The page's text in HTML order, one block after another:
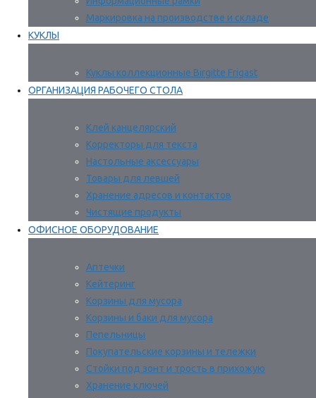
Маркировка на производстве и складе
КУКЛЫ
Куклы коллекционные Birgitte Frigast
ОРГАНИЗАЦИЯ РАБОЧЕГО СТОЛА
Клей канцелярский
Корректоры для текста
Настольные аксессуары
Товары для левшей
Хранение адресов и контактов
Чистящие продукты
ОФИСНОЕ ОБОРУДОВАНИЕ
Аптечки
Кейтеринг
Корзины для мусора
Корзины и баки для мусора
Пепельницы
Покупательские корзины и тележки
Стойки под зонт и трость в прихожую
Хранение ключей